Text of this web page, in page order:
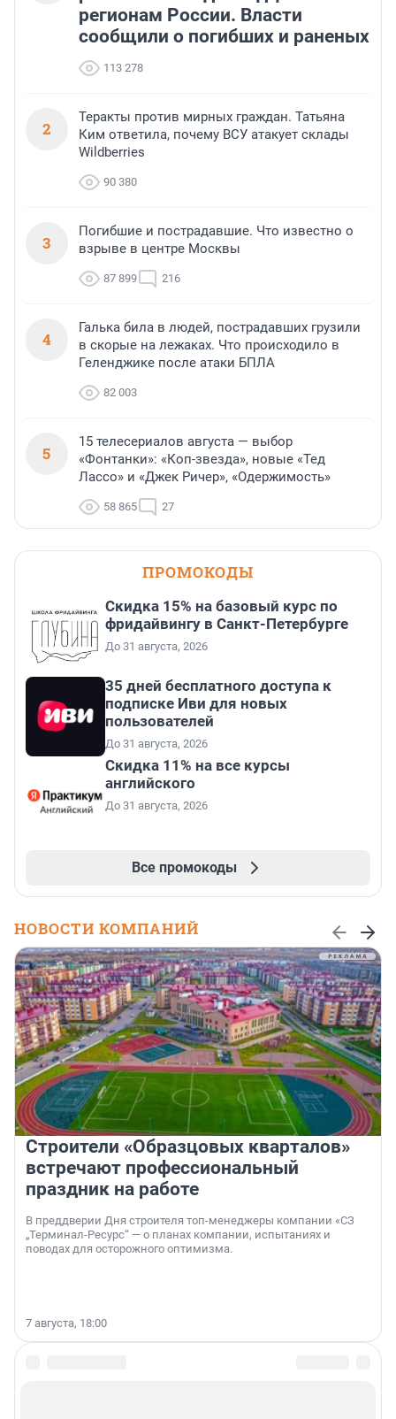
регионам России. Власти
сообщили о погибших и раненых
113 278
2
Теракты против мирных граждан. Татьяна
Ким ответила, почему ВСУ атакует склады
Wildberries
90 380
3
Погибшие и пострадавшие. Что известно о
взрыве в центре Москвы
87 899 216
4
Галька била в людей, пострадавших грузили
в скорые на лежаках. Что происходило в
Геленджике после атаки БПЛА
82 003
5
15 телесериалов августа — выбор
«Фонтанки»: «Коп-звезда», новые «Тед
Лассо» и «Джек Ричер», «Одержимость»
58 865 27
ПРОМОКОДЫ
Скидка 15% на базовый курс по
фридайвингу в Санкт-Петербурге
До 31 августа, 2026
35 дней бесплатного доступа к
подписке Иви для новых
пользователей
До 31 августа, 2026
Скидка 11% на все курсы
английского
До 31 августа, 2026
Все промокоды
НОВОСТИ КОМПАНИЙ
Строители «Образцовых кварталов»
встречают профессиональный
праздник на работе
В преддверии Дня строителя топ-менеджеры компании «СЗ
„Терминал-Ресурс“ — о планах компании, испытаниях и
поводах для осторожного оптимизма.
7 августа, 18:00